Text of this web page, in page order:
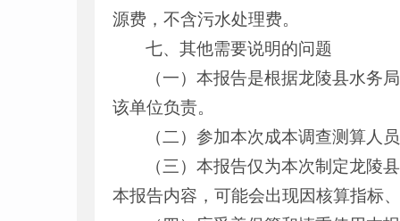
源费，不含污水处理费。
七、其他需要说明的问题
（一）本报告是根据龙陵县水务
该单位负责。
（二）参加本次成本调查测算人
（三）本报告仅为本次制定龙陵
本报告内容，可能会出现因核算指标